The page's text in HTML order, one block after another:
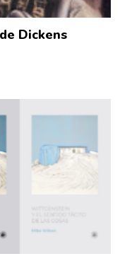
Dickens